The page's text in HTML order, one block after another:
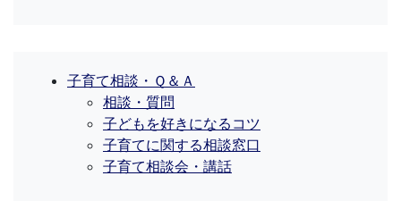
子育て相談・Ｑ＆Ａ
相談・質問
子どもを好きになるコツ
子育てに関する相談窓口
子育て相談会・講話